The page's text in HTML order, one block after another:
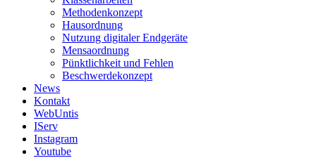
Methodenkonzept
Hausordnung
Nutzung digitaler Endgeräte
Mensaordnung
Pünktlichkeit und Fehlen
Beschwerdekonzept
News
Kontakt
WebUntis
IServ
Instagram
Youtube